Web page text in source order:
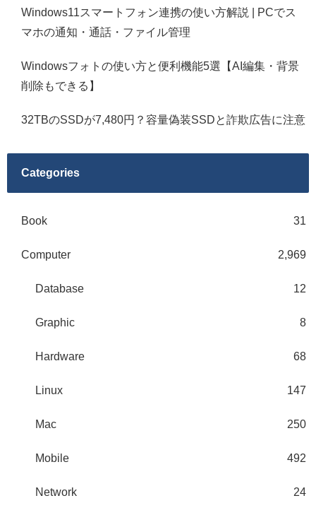
Windows11スマートフォン連携の使い方解説 | PCでス
マホの通知・通話・ファイル管理
Windowsフォトの使い方と便利機能5選【AI編集・背景
削除もできる】
32TBのSSDが7,480円？容量偽装SSDと詐欺広告に注意
Categories
Book 31
Computer 2,969
Database 12
Graphic 8
Hardware 68
Linux 147
Mac 250
Mobile 492
Network 24